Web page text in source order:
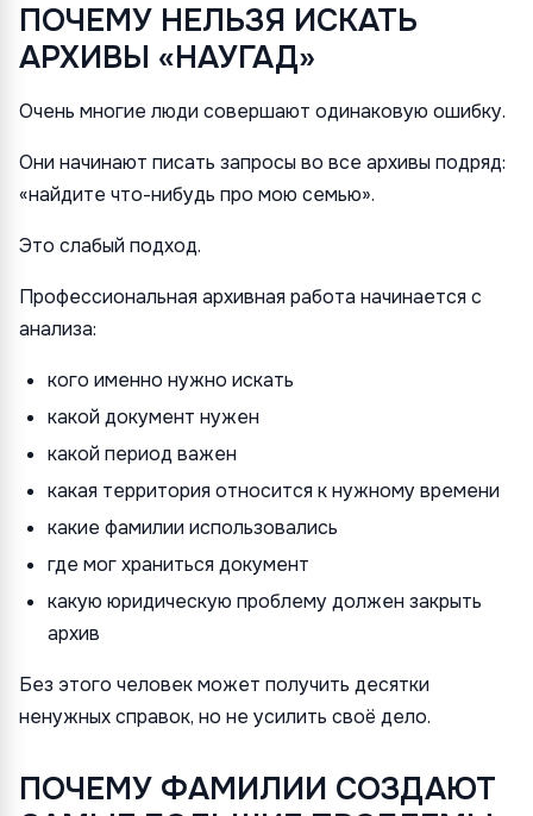
ПОЧЕМУ НЕЛЬЗЯ ИСКАТЬ
АРХИВЫ «НАУГАД»
Очень многие люди совершают одинаковую ошибку.
Они начинают писать запросы во все архивы подряд:
«найдите что-нибудь про мою семью».
Это слабый подход.
Профессиональная архивная работа начинается с
анализа:
кого именно нужно искать
какой документ нужен
какой период важен
какая территория относится к нужному времени
какие фамилии использовались
где мог храниться документ
какую юридическую проблему должен закрыть
архив
Без этого человек может получить десятки
ненужных справок, но не усилить своё дело.
ПОЧЕМУ ФАМИЛИИ СОЗДАЮТ